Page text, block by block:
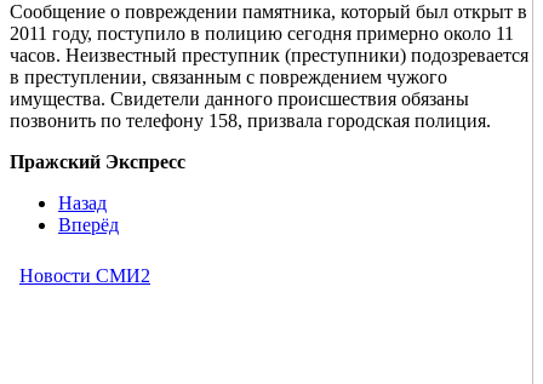
Сообщение о повреждении памятника, который был открыт в
2011 году, поступило в полицию сегодня примерно около 11
часов. Неизвестный преступник (преступники) подозревается
в преступлении, связанным с повреждением чужого
имущества. Свидетели данного происшествия обязаны
позвонить по телефону 158, призвала городская полиция.
Пражский Экспресс
Назад
Вперёд